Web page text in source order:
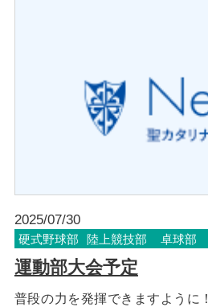
2025/07/30
硬式野球部 陸上競技部 卓球部
運動部大会予定
普段の力を発揮できますように